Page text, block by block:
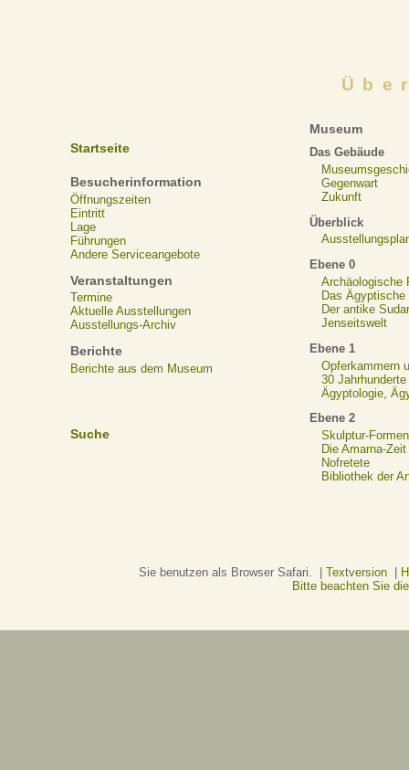
Startseite
Besucherinformation
Öffnungszeiten
Eintritt
Lage
Führungen
Andere Serviceangebote
Veranstaltungen
Termine
Aktuelle Ausstellungen
Ausstellungs-Archiv
Berichte
Berichte aus dem Museum
Suche
Museum
Das Gebäude
Gegenwart
Zukunft
Überblick
Ebene 0
Archäologische
Das Ägyptische
Der antike
Jenseitswelt
Ebene 1
Opferkammern
30
Ägyptologie,
Ebene 2
Skulptur-Formen
Die Amarna-Zeit
Nofretete
Bibliothek der
Sie benutzen als Browser Safari. | Textversion|
Bitte beachten Sie